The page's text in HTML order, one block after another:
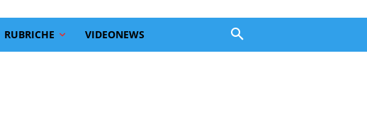
RUBRICHE VIDEONEWS